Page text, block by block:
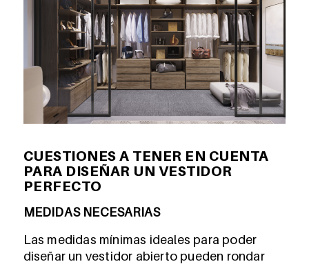
CUESTIONES A TENER EN CUENTA
PARA DISEÑAR UN VESTIDOR
PERFECTO
MEDIDAS NECESARIAS
Las medidas mínimas ideales para poder
diseñar un vestidor abierto pueden rondar